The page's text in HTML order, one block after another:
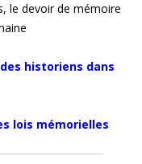
le devoir de mémoire
historiens dans
lois mémorielles